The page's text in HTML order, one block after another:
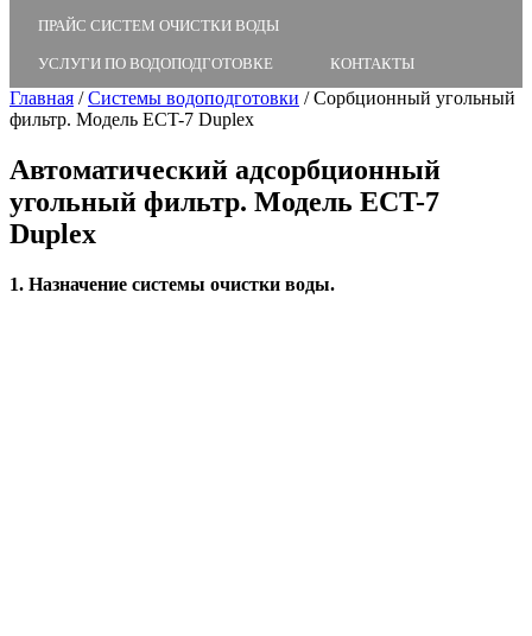
ПРАЙС СИСТЕМ ОЧИСТКИ ВОДЫ
УСЛУГИ ПО ВОДОПОДГОТОВКЕ КОНТАКТЫ
Главная /Системы водоподготовки /Сорбционный угольный
фильтр. Модель ECT-7 Duplex
Автоматический адсорбционный
угольный фильтр. Модель ECT-7
Duplex
1. Назначение системы очистки воды.